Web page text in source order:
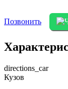
Позвонить
directions_car
Кузов